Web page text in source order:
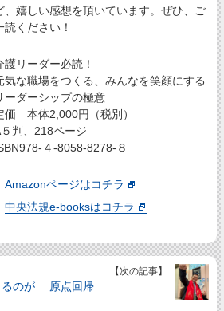
、嬉しい感想を頂いています。ぜひ、ご
読ください！
護リーダー必読！
気な職場をつくる、みんなを笑顔にする
ーダーシップの極意
価 本体2,000円（税別）
判、218ページ
４-8058-8278-８
Amazonページはコチラ
中央法規e-booksはコチラ
のが
【次の記事】
原点回帰